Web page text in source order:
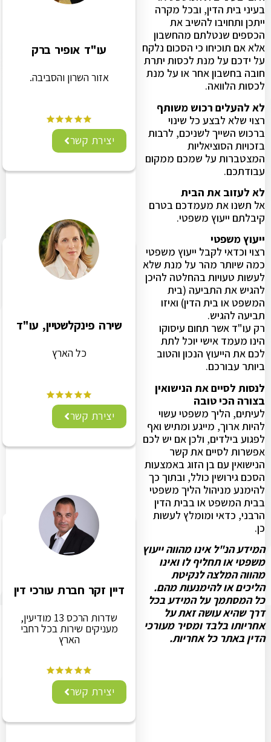
בעיני בית הדין, ובכל מקרה
ייתכן ותחויבו להשיב את
הכספים שנטלתם מהחשבון
אלא אם תוכיחו כי הסכום נלקח
על ידכם על מנת לכסות יתרת
חובה בחשבון אחר או על מנת
לכסות הלוואה.
לא להעלים רכוש משותף
רצוי שלא לבצע כל שינוי
ברכוש השייך לשניכם, לרבות
בזכויות הסוציאליות
המצטברות על שמכם ממקום
עבודתכם.
לא לעזוב את הבית
אל תשנו את מעמדכם בטרם
קיבלתם ייעוץ משפטי.
ייעוץ משפטי
רצוי וכדאי לקבל ייעוץ משפטי
כמה שיותר מהר על מנת שלא
לעשות טעויות בהחלטה להיכן
להגיש את התביעה (בית
המשפט או בית הדין) ואיזו
תביעה להגיש.
רק עו"ד אשר תחום עיסוקו
הינו מעמד אישי יוכל לתת
לכם את הייעוץ הנכון והטוב
ביותר עבורכם.
לנסות לסיים את הנישואין
בצורה הכי טובה
לעיתים, הליך משפטי עשוי
להיות ארוך, מייגע ומתיש ואף
לפגוע בילדים, ולכן אם יש לכם
אפשרות לסיים את קשר
הנישואין עם בן הזוג באמצעות
הסכם גירושין כולל, ובתוך כך
להימנע מניהול הליך משפטי
בבית המשפט או בבית הדין
הרבני, כדאי ומומלץ לעשות
כן.
המידע הנ"ל אינו מהווה ייעוץ
משפטי או תחליף לו ואינו
מהווה המלצה לנקיטת
הליכים או להימנעות מהם.
כל המסתמך על המידע בכל
דרך שהיא עושה זאת על
אחריותו בלבד ומסיר מעורכי
הדין באתר כל אחריות.
עו"ד אופיר ברק
אזור השרון והסביבה.
יצירת קשר
שירה פינקלשטיין, עו"ד
כל הארץ
יצירת קשר
דיין זקר חברת עורכי דין
שדרות הרכס 13 מודיעין,
מעניקים שירות בכל רחבי
הארץ
יצירת קשר